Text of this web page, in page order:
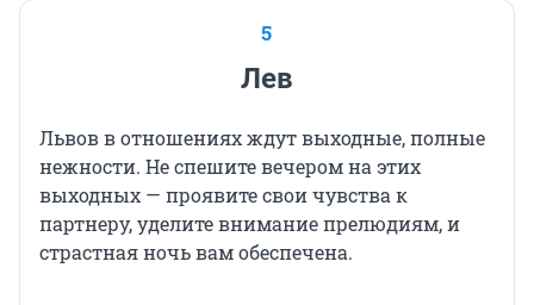
5
Лев
Львов в отношениях ждут выходные, полные
нежности. Не спешите вечером на этих
выходных — проявите свои чувства к
партнеру, уделите внимание прелюдиям, и
страстная ночь вам обеспечена.